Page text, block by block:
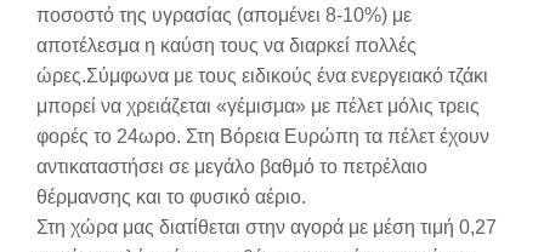
ποσοστό της υγρασίας (απομένει 8-10%) με
αποτέλεσμα η καύση τους να διαρκεί πολλές
ώρες.Σύμφωνα με τους ειδικούς ένα ενεργειακό τζάκι
μπορεί να χρειάζεται «γέμισμα» με πέλετ μόλις τρεις
φορές το 24ωρο. Στη Βόρεια Ευρώπη τα πέλετ έχουν
αντικαταστήσει σε μεγάλο βαθμό το πετρέλαιο
θέρμανσης και το φυσικό αέριο.
Στη χώρα μας διατίθεται στην αγορά με μέση τιμή 0,27